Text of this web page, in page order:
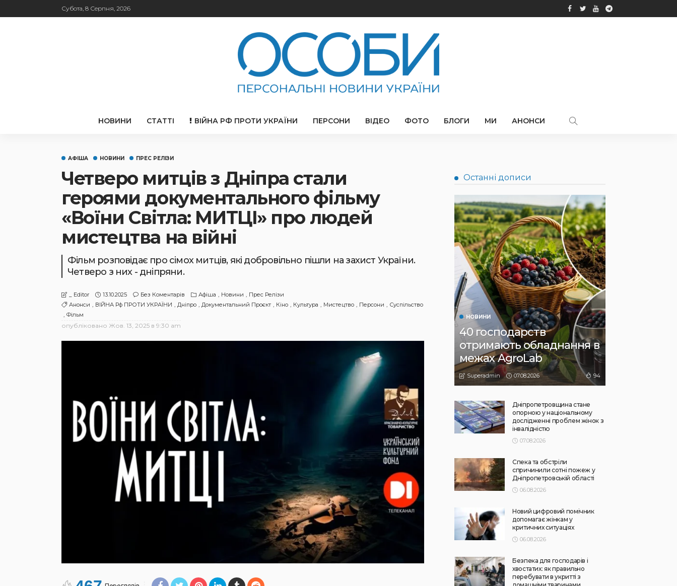
Субота, 8 Серпня, 2026
НОВИНИ СТАТТІ ВІЙНА РФ ПРОТИ УКРАЇНИ ПЕРСОНИ ВІДЕО ФОТО БЛОГИ МИ АНОНСИ
АФІША НОВИНИ ПРЕС РЕЛІЗИ
Четверо митців з Дніпра стали
героями документального фільму
«Воїни Світла: МИТЦІ» про людей
мистецтва на війні
Фільм розповідає про сімох митців, які добровільно пішли на захист України.
Четверо з них - дніпряни.
_ Editor 13.10.2025 Без Коментарів Афіша Новини
Прес Релізи
Анонси
ВІЙНА Рф ПРОТИ УКРАЇНИ Дніпро Документальний Проєкт Кіно Культура Мистецтво Персони
Суспільство
Фільм
опубліковано Жов. 13, 2025 в 9:30 am
Останні дописи
НОВИНИ
40 господарств
отримають обладнання в
межах AgroLab
Superadmin 07.08.2026 94
Дніпропетровщина стане
опорною у національному
дослідженні проблем жінок з
інвалідністю
07.08.2026
Спека та обстріли
спричинили сотні пожеж у
Дніпропетровській області
06.08.2026
Новий цифровий помічник
допомагає жінкам у
критичних ситуаціях
06.08.2026
Безпека для господарів і
хвостатих: як правильно
перебувати в укритті з